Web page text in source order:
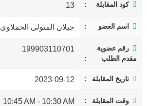
كود المقابلة 13
اسم العضو جيلان المتولى الحملاوى
رقم عضوية
مقدم الطلب
199903110701
تاريخ المقابلة 2023-09-12
وقت المقابلة 10:30 AM
-
10:45 AM